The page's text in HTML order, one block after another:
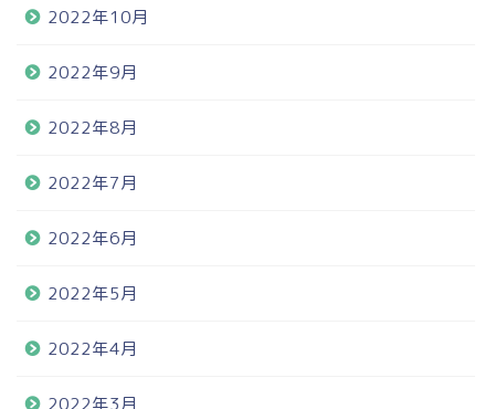
2022年10月
2022年9月
2022年8月
2022年7月
2022年6月
2022年5月
2022年4月
2022年3月